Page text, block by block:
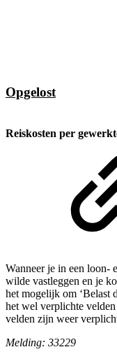
Opgelost
Reiskosten per
Wanneer je in een loon-
wilde vastleggen en je
het mogelijk om ‘Belast
het wel verplichte
velden zijn weer
Melding: 33229